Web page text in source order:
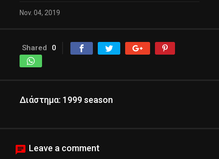
Nov. 04, 2019
Shared 0
Διάστημα: 1999 season
Leave a comment